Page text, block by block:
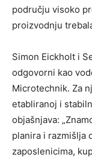
području visoko
proizvodnju
Simon Eickholt i
odgovorni kao
Microtechnik. Za
etabliranoj i
objašnjava:
planira i razmišlja
zaposlenicima,